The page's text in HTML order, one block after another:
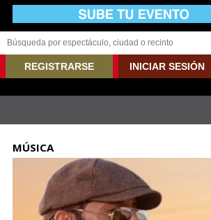
REGISTRARSE INICIAR SESIÓN
MÚSICA